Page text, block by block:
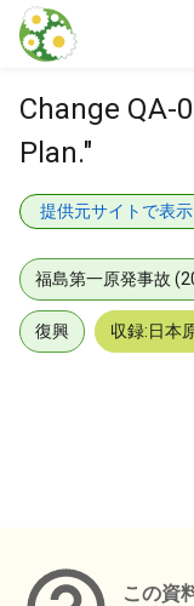
本文に飛ぶ
Change QA-
Plan."
提供元サイトで表示
福島第一原発事故
復興 収録:日本
この資